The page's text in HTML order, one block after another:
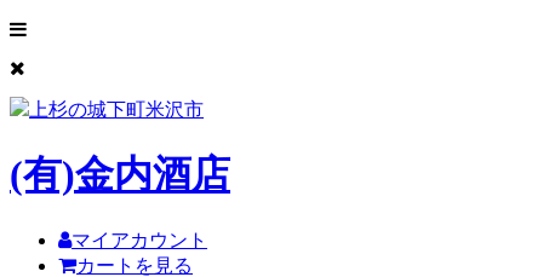
上杉の城下町米沢市
(有)金内酒店
マイアカウント
カートを見る